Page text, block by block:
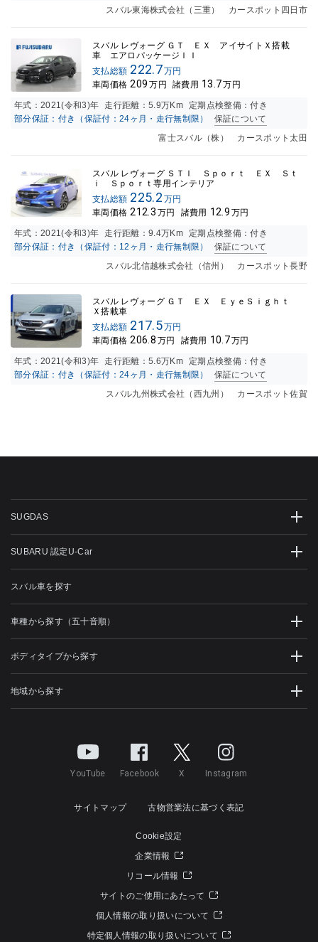
スバル東海株式会社（三重） カースポット四日市
スバル レヴォーグ ＧＴ ＥＸ アイサイトＸ搭載
車 エアロパッケージＩＩ
支払総額 222.7万円
車両価格 209 万円 諸費用 13.7万円
年式：2021(令和3)年 走行距離：5.9万Km
定期点検整備：付き
部分保証：付き（保証付：24ヶ月・走行無制限）
保証について
富士スバル（株） カースポット太田
スバル レヴォーグ ＳＴＩ Ｓｐｏｒｔ ＥＸ Ｓｔ
ｉ Ｓｐｏｒｔ専用インテリア
支払総額 225.2 万円
車両価格 212.3 万円 諸費用 12.9 万円
年式：2021(令和3)年 走行距離：9.4万Km
定期点検整備：付き
部分保証：付き（保証付：12ヶ月・走行無制限）
保証について
スバル北信越株式会社（信州） カースポット長野
スバル レヴォーグ ＧＴ ＥＸ ＥｙｅＳｉｇｈｔ
Ｘ搭載車
支払総額 217.5万円
車両価格 206.8 万円 諸費用 10.7万円
年式：2021(令和3)年 走行距離：5.6万Km
定期点検整備：付き
部分保証：付き（保証付：24ヶ月・走行無制限）
保証について
スバル九州株式会社（西九州） カースポット佐賀
SUGDAS
SUBARU 認定U-Car
スバル車を探す
車種から探す（五十音順）
ボディタイプから探す
地域から探す
YouTube Facebook X Instagram
サイトマップ 古物営業法に基づく表記
Cookie設定
企業情報
リコール情報
サイトのご使用にあたって
個人情報の取り扱いについて
特定個人情報の取り扱いについて